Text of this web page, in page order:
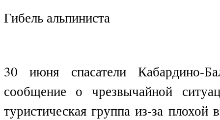
Гибель альпиниста
30 июня спасатели Кабардино-
сообщение о чрезвычайной
туристическая группа из-за плохой